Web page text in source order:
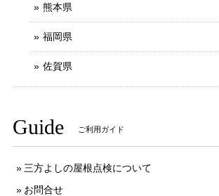
熊本県
福岡県
佐賀県
Guide ご利用ガイド
三方よしの屋根点検について
お問合せ